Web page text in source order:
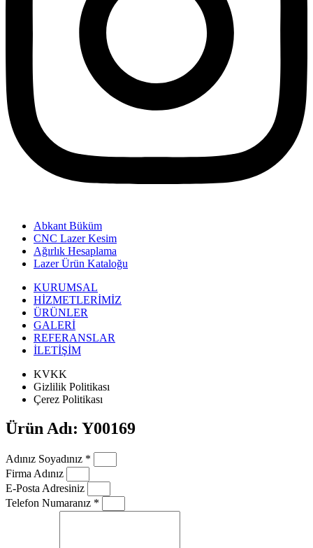
Abkant Büküm
CNC Lazer Kesim
Ağırlık Hesaplama
Lazer Ürün Kataloğu
KURUMSAL
HİZMETLERİMİZ
ÜRÜNLER
GALERİ
REFERANSLAR
İLETİŞİM
KVKK
Gizlilik Politikası
Çerez Politikası
Ürün Adı: Y00169
Adınız Soyadınız *
Firma Adınız
E-Posta Adresiniz
Telefon Numaranız *